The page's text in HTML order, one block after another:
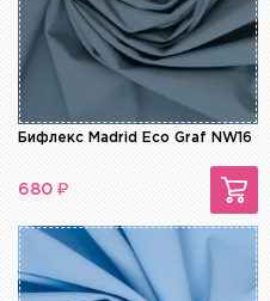
Бифлекс Madrid Eco Graf NW16
680 ₽